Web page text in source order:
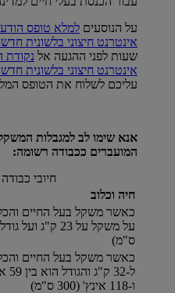
על הנוסעים למלא טופס
אינטרנט חיצוני בלשונית
שעות לפני ההגעה אל נקודת
אינטרנט חיצוני בלשונית
עליכם לשלוח את הטופס
אנא שימו לב למגבלות
המועברים ככבודה רשומה:
חיובי
חיה וכלוב
כאשר משקל בעל החיים
ס"מ)
ו-118 אינץ' (300 ס"מ)